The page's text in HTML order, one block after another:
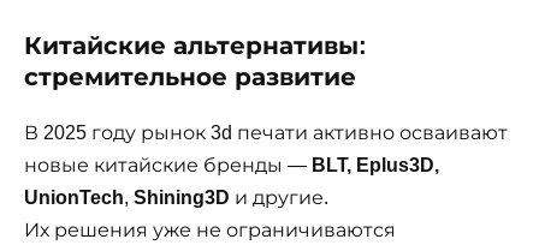
Китайские альтернативы:
стремительное развитие
В 2025 году рынок 3d печати активно осваивают
новые китайские бренды — BLT, Eplus3D,
UnionTech, Shining3D и другие.
Их решения уже не ограничиваются